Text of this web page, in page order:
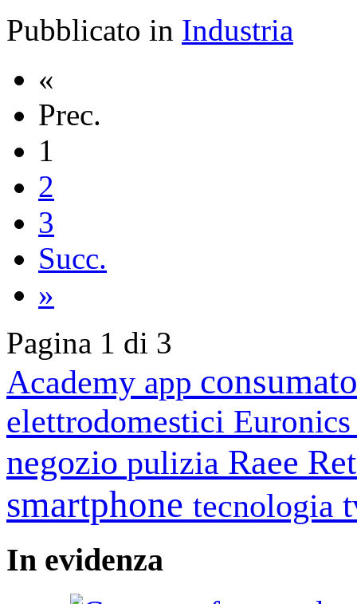
Pubblicato in Industria
«
Prec.
1
2
3
Succ.
»
Pagina 1 di 3
Academy app
elettrodomestici
negozio pulizia Raee
smartphone tecnologia
In evidenza